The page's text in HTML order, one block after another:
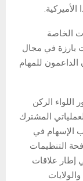
الخاصة
بارزة في مجال
الداعمون للمهام
اللواء الركن
المشترك
الإسهام في
التنظيمات
إطار علاقات